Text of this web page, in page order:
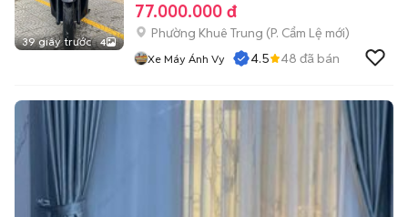
39 giây trước 4
77.000.000 đ
Phường Khuê Trung (P. Cẩm Lệ mới)
Xe Máy Ánh Vy 4.5 48 đã bán